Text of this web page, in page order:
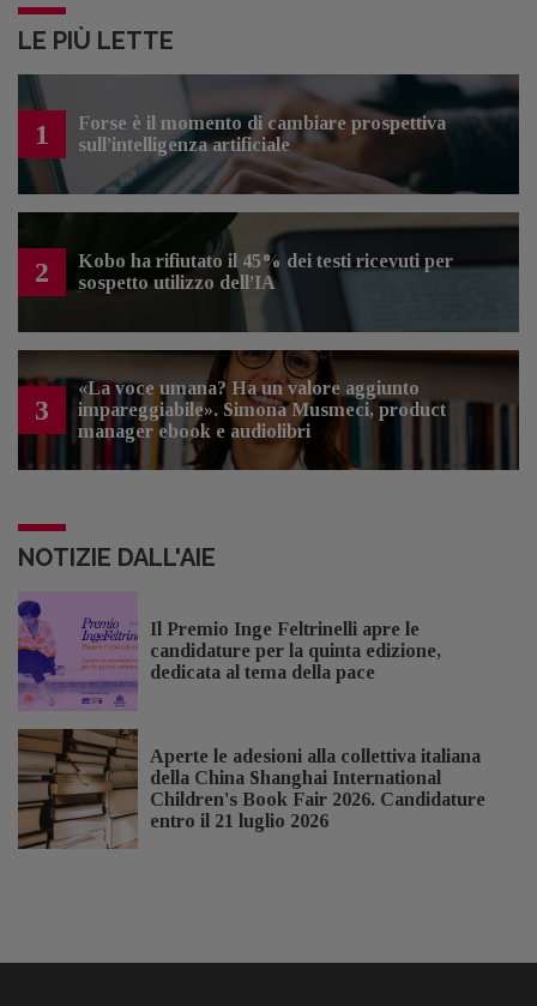
LE PIÙ LETTE
1
Forse è il momento di cambiare prospettiva
sull’intelligenza artificiale
2
Kobo ha rifiutato il 45% dei testi ricevuti per
sospetto utilizzo dell’IA
3
«La voce umana? Ha un valore aggiunto
impareggiabile». Simona Musmeci, product
manager ebook e audiolibri
NOTIZIE DALL'AIE
Il Premio Inge Feltrinelli apre le
candidature per la quinta edizione,
dedicata al tema della pace
Aperte le adesioni alla collettiva italiana
della China Shanghai International
Children's Book Fair 2026. Candidature
entro il 21 luglio 2026